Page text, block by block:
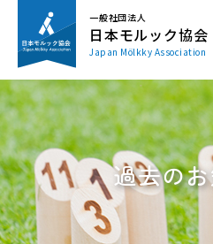
一般社団法人
日本モルック協会
Japan Mölkky Association
過去の